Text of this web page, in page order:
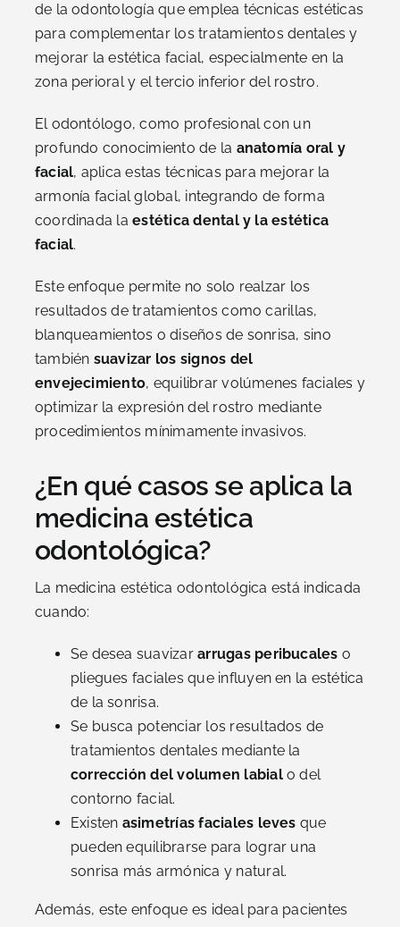
de la odontología que emplea técnicas estéticas
para complementar los tratamientos dentales y
mejorar la estética facial, especialmente en la
zona perioral y el tercio inferior del rostro.
El odontólogo, como profesional con un
profundo conocimiento de la anatomía oral y
facial, aplica estas técnicas para mejorar la
armonía facial global, integrando de forma
coordinada laestética dental y la estética
facial.
Este enfoque permite no solo realzar los
resultados de tratamientos como carillas,
blanqueamientos o diseños de sonrisa, sino
también suavizar los signos del
envejecimiento, equilibrar volúmenes faciales y
optimizar la expresión del rostro mediante
procedimientos mínimamente invasivos.
¿En qué casos se aplica la
medicina estética
odontológica?
La medicina estética odontológica está indicada
cuando:
Se desea suavizararrugas peribucales o
pliegues faciales que influyen en la estética
de la sonrisa.
Se busca potenciar los resultados de
tratamientos dentales mediante la
corrección del volumen labialo del
contorno facial.
Existen asimetrías faciales leves que
pueden equilibrarse para lograr una
sonrisa más armónica y natural.
Además, este enfoque es ideal para pacientes